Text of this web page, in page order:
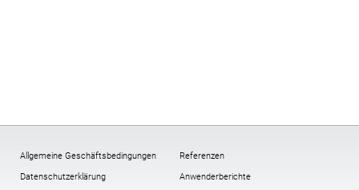
Allgemeine Geschäftsbedingungen
Datenschutzerklärung
Referenzen
Anwenderberichte